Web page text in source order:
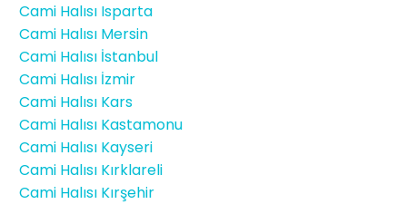
Cami Halısı Isparta
Cami Halısı Mersin
Cami Halısı İstanbul
Cami Halısı İzmir
Cami Halısı Kars
Cami Halısı Kastamonu
Cami Halısı Kayseri
Cami Halısı Kırklareli
Cami Halısı Kırşehir